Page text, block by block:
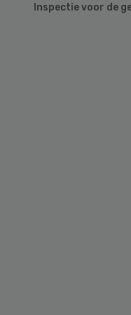
Inspectie voor de